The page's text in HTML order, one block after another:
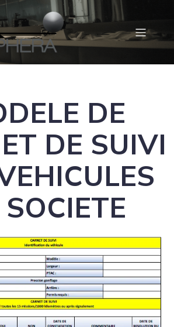
DE
DE SUIVI